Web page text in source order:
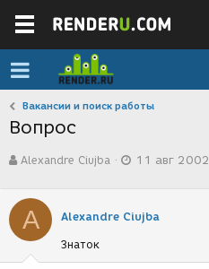
Вакансии и поиск работы
Вопрос
в
о
р
т
е
м
Alexandre Ciujba
а
с
д
11 авг 2002
A Alexandre Ciujba
Знаток